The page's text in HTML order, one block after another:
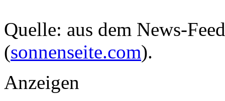
Quelle: aus dem News-
(sonnenseite.com).
Anzeigen